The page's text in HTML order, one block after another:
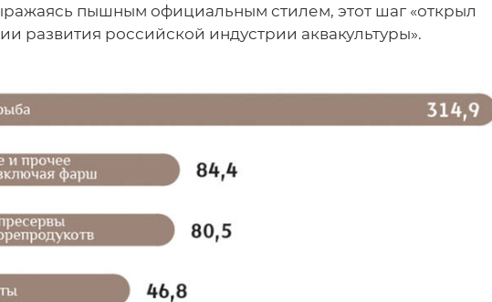
пышным официальным стилем, этот шаг «открыл
развития российской индустрии аквакультуры».